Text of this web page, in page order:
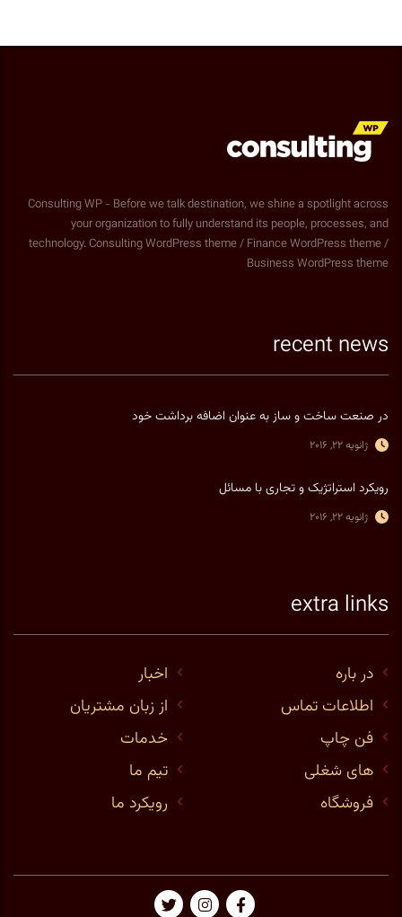
Consulting WP - Before we talk destination, we shine a spotlight across
your organization to fully understand its people, processes, and
technology. Consulting WordPress theme / Finance WordPress theme /
Business WordPress theme
recent news
در صنعت ساخت و ساز به عنوان اضافه برداشت خود
ژانویه 22, 2016
رویکرد استراتژیک و تجاری با مسائل
ژانویه 22, 2016
extra links
در باره
اخبار
اطلاعات تماس
از زبان مشتریان
فن چاپ
خدمات
های شغلی
تیم ما
فروشگاه
رویکرد ما